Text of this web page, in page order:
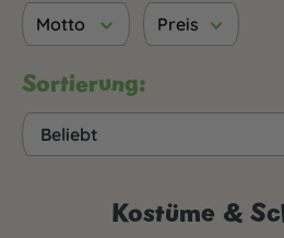
Motto Preis
Sortierung:
Kostüme &